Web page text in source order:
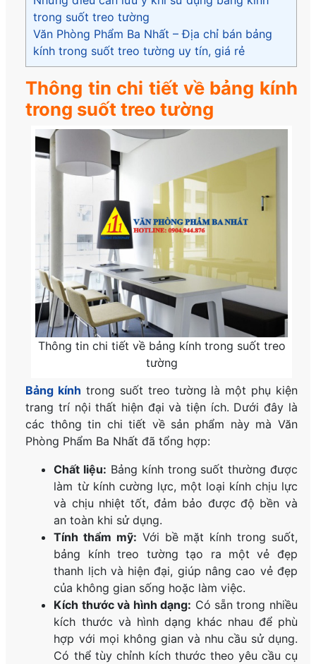
trong suốt treo tường
Văn Phòng Phẩm Ba Nhất – Địa chỉ bán bảng
kính trong suốt treo tường uy tín, giá rẻ
Thông tin chi tiết về bảng kính
trong suốt treo tường
Thông tin chi tiết về bảng kính trong suốt treo
tường
Bảng kính trong suốt treo tường là một phụ kiện
trang trí nội thất hiện đại và tiện ích. Dưới đây là
các thông tin chi tiết về sản phẩm này mà Văn
Phòng Phẩm Ba Nhất đã tổng hợp:
Chất liệu: Bảng kính trong suốt thường được
làm từ kính cường lực, một loại kính chịu lực
và chịu nhiệt tốt, đảm bảo được độ bền và
an toàn khi sử dụng.
Tính thẩm mỹ: Với bề mặt kính trong suốt,
bảng kính treo tường tạo ra một vẻ đẹp
thanh lịch và hiện đại, giúp nâng cao vẻ đẹp
của không gian sống hoặc làm việc.
Kích thước và hình dạng: Có sẵn trong nhiều
kích thước và hình dạng khác nhau để phù
hợp với mọi không gian và nhu cầu sử dụng.
Có thể tùy chỉnh kích thước theo yêu cầu cụ